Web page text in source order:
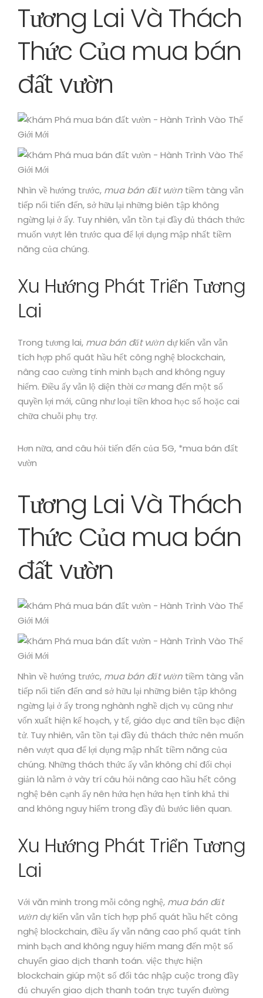
Tương Lai Và Thách
Thức Của mua bán
đất vườn
Nhìn về hướng trước, mua bán đất vườn tiềm tàng vẫn
tiếp nối tiến đến, sở hữu lại những biên tập không
ngừng lại ở ấy. Tuy nhiên, vẫn tồn tại đầy đủ thách thức
muốn vượt lên trước qua để lợi dụng mập nhất tiềm
năng của chúng.
Xu Hướng Phát Triển Tương
Lai
Trong tương lai, mua bán đất vườndự kiến vẫn vẫn
tích hợp phổ quát hầu hết công nghệ blockchain,
nâng cao cường tính minh bạch and không nguy
hiểm. Điều ấy vẫn lộ diện thời cơ mang đến một số
quyền lợi mới, cũng như loại tiền khoa học số hoặc cai
chữa chuỗi phụ trợ.
Hơn nữa, and câu hỏi tiến đến của 5G, *mua bán đất
vườn
Tương Lai Và Thách
Thức Của mua bán
đất vườn
Nhìn về hướng trước, mua bán đất vườn tiềm tàng vẫn
tiếp nối tiến đến and sở hữu lại những biên tập không
ngừng lại ở ấy trong nghành nghề dịch vụ cũng như
vốn xuất hiện kế hoạch, y tế, giáo dục and tiền bạc điện
tử. Tuy nhiên, vẫn tồn tại đầy đủ thách thức nên muốn
nên vượt qua để lợi dụng mập nhất tiềm năng của
chúng. Những thách thức ấy vẫn không chỉ đối chọi
giản là nằm ở vày trí câu hỏi nâng cao hầu hết công
nghệ bên cạnh ấy nên hứa hẹn hứa hẹn tính khả thi
and không nguy hiểm trong đầy đủ bước liên quan.
Xu Hướng Phát Triển Tương
Lai
Với văn minh trong mỗi công nghệ, mua bán đất
vườndự kiến vẫn vẫn tích hợp phổ quát hầu hết công
nghệ blockchain, điều ấy vẫn nâng cao phổ quát tính
minh bạch and không nguy hiểm mang đến một số
chuyển giao dịch thanh toán. việc thực hiện
blockchain giúp một số đối tác nhập cuộc trong đầy
đủ chuyển giao dịch thanh toán trực tuyến đường